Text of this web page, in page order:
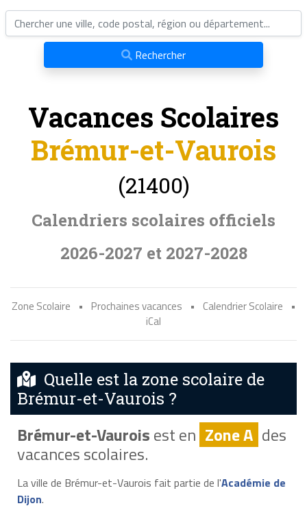
Rechercher
Vacances Scolaires
Brémur-et-Vaurois
(21400)
Calendriers scolaires officiels
2026-2027 et 2027-2028
Zone Scolaire • Prochaines vacances • Calendrier Scolaire
•
iCal
Quelle est la zone scolaire de
Brémur-et-Vaurois ?
Brémur-et-Vauroisest en Zone A des
vacances scolaires.
La ville de Brémur-et-Vaurois fait partie de l'Académie de
Dijon.